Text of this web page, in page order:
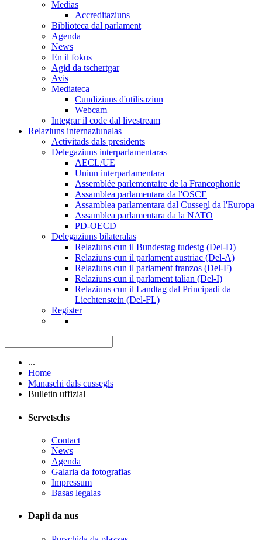
Medias
Accreditaziuns
Biblioteca dal parlament
Agenda
News
En il fokus
Agid da tschertgar
Avis
Mediateca
Cundiziuns d'utilisaziun
Webcam
Integrar il code dal livestream
Relaziuns internaziunalas
Activitads dals presidents
Delegaziuns interparlamentaras
AECL/UE
Uniun interparlamentara
Assemblée parlementaire de la Francophonie
Assamblea parlamentara da l'OSCE
Assamblea parlamentara dal Cussegl da l'Europa
Assamblea parlamentara da la NATO
PD-OECD
Delegaziuns bilateralas
Relaziuns cun il Bundestag tudestg (Del-D)
Relaziuns cun il parlament austriac (Del-A)
Relaziuns cun il parlament franzos (Del-F)
Relaziuns cun il parlament talian (Del-I)
Relaziuns cun il Landtag dal Principadi da
Liechtenstein (Del-FL)
Register
...
Home
Manaschi dals cussegls
Bulletin uffizial
Servetschs
Contact
News
Agenda
Galaria da fotografias
Impressum
Basas legalas
Dapli da nus